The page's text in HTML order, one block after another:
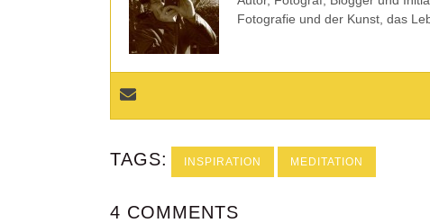
Fotografie und der Kunst, das
TAGS: INSPIRATION MEDITATION
4 COMMENTS